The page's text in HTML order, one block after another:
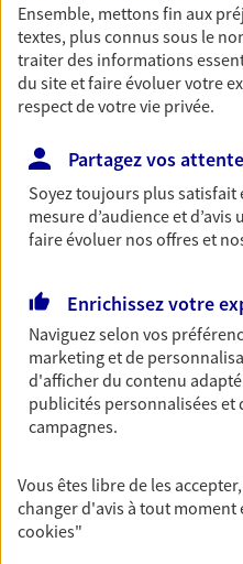
Découvrir les offres
Retraite
votre vie avec les
notre solution PER
spécialement conçue
Découvrir l'offre Retraite
Prévoyance
Pour un avenir serein,
contrat prévoyance.
d'accident ou de
garanties incapacité
invalidité ou de décès.
Découvrir l'offre
Ensemble, mettons fin aux
textes, plus connus sous le
traiter des informations
du site et faire évoluer votre
respect de votre vie privée.
Partagez vos
Soyez toujours plus satisfait
mesure d’audience et
faire évoluer nos offres et
Enrichissez votre
Naviguez selon vos
marketing et de
d'afficher du contenu
publicités personnalisées et
campagnes.
Vous êtes libre de les
changer d'avis à tout moment
cookies"